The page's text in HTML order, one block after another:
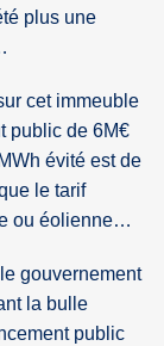
plus une
cet immeuble
public de 6M€
évité est de
le tarif
ou éolienne…
gouvernement
la bulle
public